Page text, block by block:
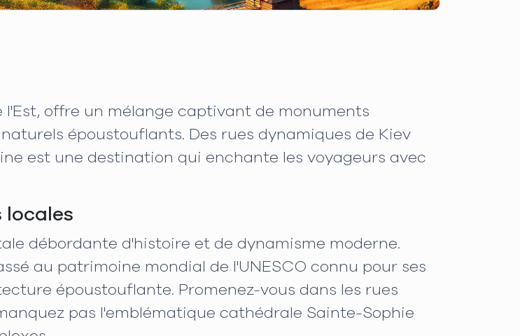
l'Est, offre un mélange captivant de monuments
époustouflants. Des rues dynamiques de Kiev
est une destination qui enchante les voyageurs avec
locales
débordante d'histoire et de dynamisme moderne.
au patrimoine mondial de l'UNESCO connu pour ses
époustouflante. Promenez-vous dans les rues
pas l'emblématique cathédrale Sainte-Sophie